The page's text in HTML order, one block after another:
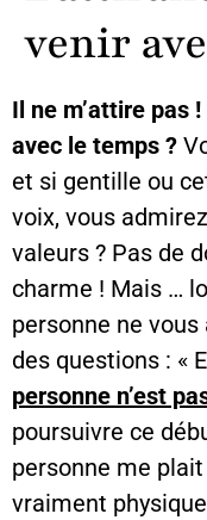
venir
Il ne m’attire pas
avec le temps ?
et si gentille ou
voix, vous
valeurs ? Pas de
charme ! Mais …
personne ne
des questions : «
personne n’est
poursuivre ce
personne me
vraiment